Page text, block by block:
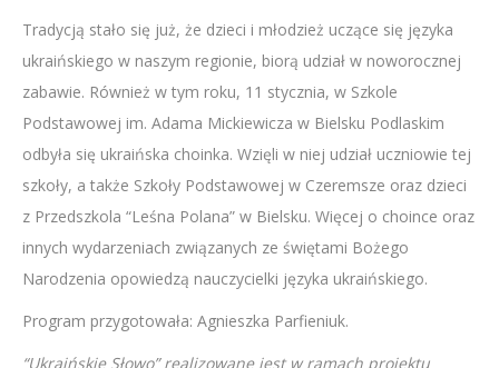
Tradycją stało się już, że dzieci i młodzież uczące się języka
ukraińskiego w naszym regionie, biorą udział w noworocznej
zabawie. Również w tym roku, 11 stycznia, w Szkole
Podstawowej im. Adama Mickiewicza w Bielsku Podlaskim
odbyła się ukraińska choinka. Wzięli w niej udział uczniowie tej
szkoły, a także Szkoły Podstawowej w Czeremsze oraz dzieci
z Przedszkola “Leśna Polana” w Bielsku. Więcej o choince oraz
innych wydarzeniach związanych ze świętami Bożego
Narodzenia opowiedzą nauczycielki języka ukraińskiego.
Program przygotowała: Agnieszka Parfieniuk.
“Ukraińskie Słowo” realizowane jest w ramach projektu